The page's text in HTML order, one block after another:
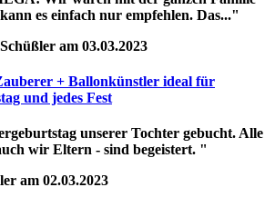
es einfach nur empfehlen. Das..."
am 03.03.2023
+ Ballonkünstler ideal für
und jedes Fest
unserer Tochter gebucht. Alle
wir Eltern - sind begeistert. "
am 02.03.2023